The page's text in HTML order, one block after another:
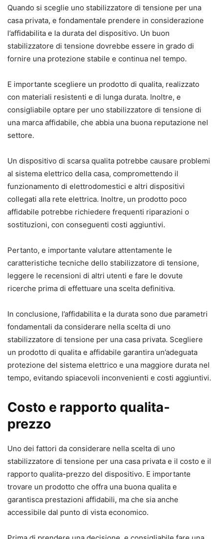
Quando si sceglie uno stabilizzatore di tensione per una
casa privata, e fondamentale prendere in considerazione
l’affidabilita e la durata del dispositivo. Un buon
stabilizzatore di tensione dovrebbe essere in grado di
fornire una protezione stabile e continua nel tempo.
E importante scegliere un prodotto di qualita, realizzato
con materiali resistenti e di lunga durata. Inoltre, e
consigliabile optare per uno stabilizzatore di tensione di
una marca affidabile, che abbia una buona reputazione nel
settore.
Un dispositivo di scarsa qualita potrebbe causare problemi
al sistema elettrico della casa, compromettendo il
funzionamento di elettrodomestici e altri dispositivi
collegati alla rete elettrica. Inoltre, un prodotto poco
affidabile potrebbe richiedere frequenti riparazioni o
sostituzioni, con conseguenti costi aggiuntivi.
Pertanto, e importante valutare attentamente le
caratteristiche tecniche dello stabilizzatore di tensione,
leggere le recensioni di altri utenti e fare le dovute
ricerche prima di effettuare una scelta definitiva.
In conclusione, l’affidabilita e la durata sono due parametri
fondamentali da considerare nella scelta di uno
stabilizzatore di tensione per una casa privata. Scegliere
un prodotto di qualita e affidabile garantira un’adeguata
protezione del sistema elettrico e una maggiore durata nel
tempo, evitando spiacevoli inconvenienti e costi aggiuntivi.
Costo e rapporto qualita-
prezzo
Uno dei fattori da considerare nella scelta di uno
stabilizzatore di tensione per una casa privata e il costo e il
rapporto qualita-prezzo del dispositivo. E importante
trovare un prodotto che offra una buona qualita e
garantisca prestazioni affidabili, ma che sia anche
accessibile dal punto di vista economico.